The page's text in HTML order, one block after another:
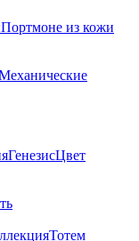
Портмоне из кожи
ГенезисЦвет
Тотем